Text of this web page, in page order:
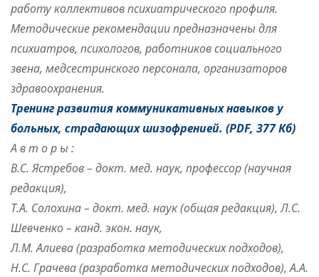
работу коллективов психиатрического профиля.
Методические рекомендации предназначены для
психиатров, психологов, работников социального
звена, медсестринского персонала, организаторов
здравоохранения.
Тренинг развития коммуникативных навыков у
больных, страдающих шизофренией. (PDF, 377 Кб)
А в т о р ы :
В.С. Ястребов – докт. мед. наук, профессор (научная
редакция),
Т.А. Солохина – докт. мед. наук (общая редакция), Л.С.
Шевченко – канд. экон. наук,
Л.М. Алиева (разработка методических подходов),
Н.С. Грачева (разработка методических подходов), А.А.